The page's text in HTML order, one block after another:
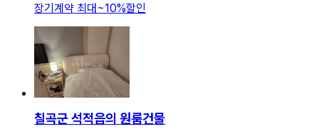
장기계약 최대~10%할인
칠곡군 석적읍의 원룸건물